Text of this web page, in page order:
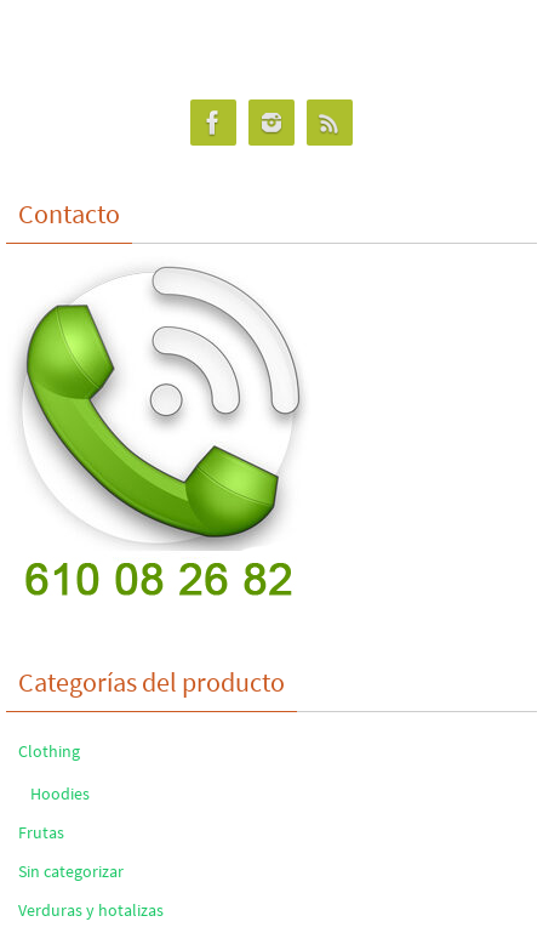
Contacto
Categorías del producto
Clothing
Hoodies
Frutas
Sin categorizar
Verduras y hotalizas